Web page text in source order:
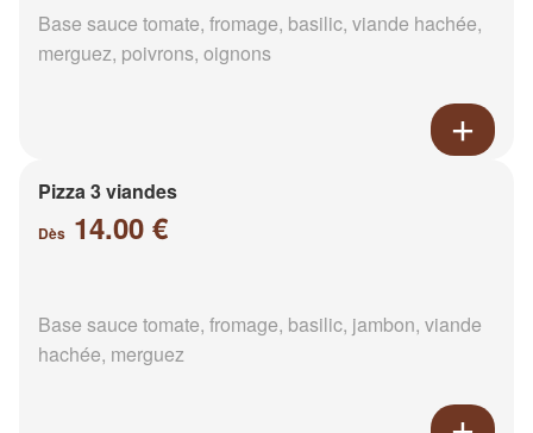
Base sauce tomate, fromage, basilic, viande hachée,
merguez, poivrons, oignons
Pizza 3 viandes
Dès 14.00 €
Base sauce tomate, fromage, basilic, jambon, viande
hachée, merguez